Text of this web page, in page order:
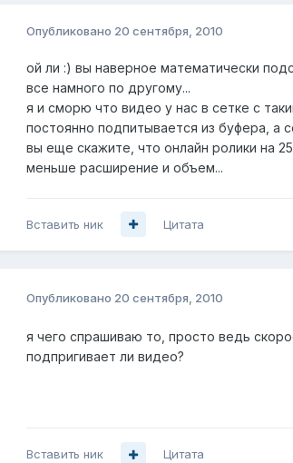
Опубликовано 20 сентября, 2010
ой ли :) вы наверное математически
все намного по другому...
я и сморю что видео у нас в сетке с
постоянно подпитывается из буфера, а
вы еще скажите, что онлайн ролики на
меньше расширение и объем...
Вставить ник Цитата
Опубликовано 20 сентября, 2010
я чего спрашиваю то, просто ведь
подпригивает ли видео?
Вставить ник Цитата